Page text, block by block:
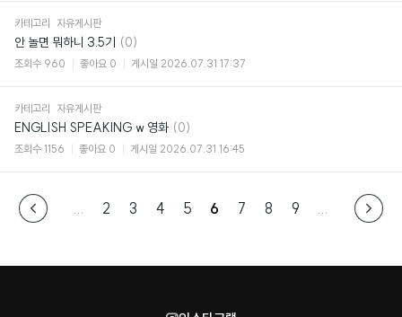
카테고리 자유게시판
안 놀면 뭐하니 3.5기
댓
(0)
조회수 960 좋아요 0 게시일 2026.07.31 17:37
카테고리 자유게시판
ENGLISH SPEAKING w 영화 댓
글
(0)
조회수 1156 좋아요 0 게시일 2026.07.31 16:45
2 3 4 5 6 7 8 9